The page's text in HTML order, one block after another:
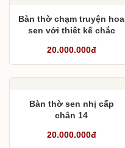
Bàn thờ chạm truyện hoa
sen với thiết kế chắc
20.000.000đ
Bàn thờ sen nhị cấp
chân 14
20.000.000đ